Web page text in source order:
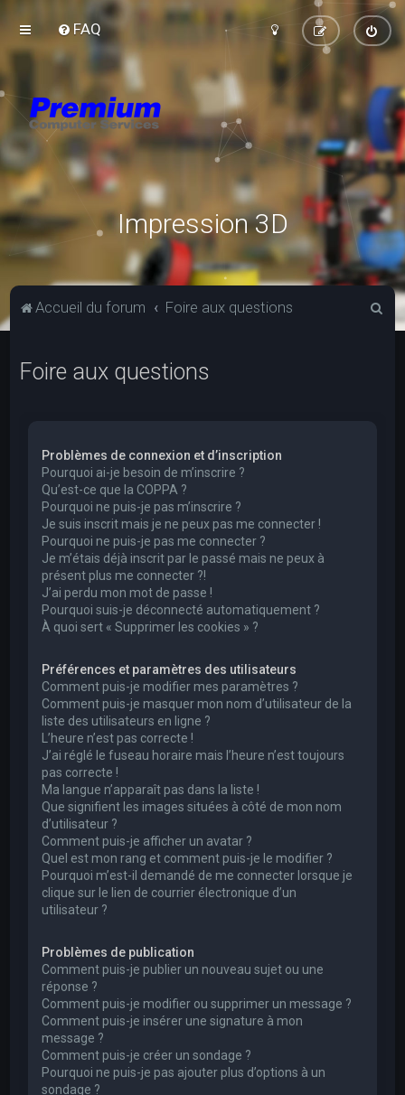
FAQ
Impression 3D
Accueil du forum Foire aux questions
Foire aux questions
Problèmes de connexion et d’inscription
Pourquoi ai-je besoin de m’inscrire ?
Qu’est-ce que la COPPA ?
Pourquoi ne puis-je pas m’inscrire ?
Je suis inscrit mais je ne peux pas me connecter !
Pourquoi ne puis-je pas me connecter ?
Je m’étais déjà inscrit par le passé mais ne peux à
présent plus me connecter ?!
J’ai perdu mon mot de passe !
Pourquoi suis-je déconnecté automatiquement ?
À quoi sert « Supprimer les cookies » ?
Préférences et paramètres des utilisateurs
Comment puis-je modifier mes paramètres ?
Comment puis-je masquer mon nom d’utilisateur de la
liste des utilisateurs en ligne ?
L’heure n’est pas correcte !
J’ai réglé le fuseau horaire mais l’heure n’est toujours
pas correcte !
Ma langue n’apparaît pas dans la liste !
Que signifient les images situées à côté de mon nom
d’utilisateur ?
Comment puis-je afficher un avatar ?
Quel est mon rang et comment puis-je le modifier ?
Pourquoi m’est-il demandé de me connecter lorsque je
clique sur le lien de courrier électronique d’un
utilisateur ?
Problèmes de publication
Comment puis-je publier un nouveau sujet ou une
réponse ?
Comment puis-je modifier ou supprimer un message ?
Comment puis-je insérer une signature à mon
message ?
Comment puis-je créer un sondage ?
Pourquoi ne puis-je pas ajouter plus d’options à un
sondage ?